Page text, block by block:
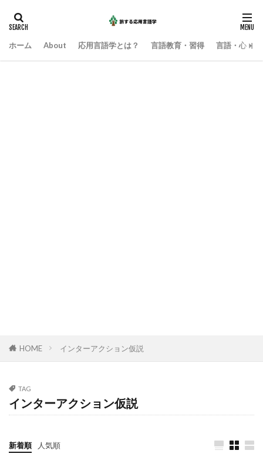
ホーム About 応用言語学とは？ 言語教育・習得 言語・心・
HOME インターアクション仮説
TAG
インターアクション仮説
新着順 人気順